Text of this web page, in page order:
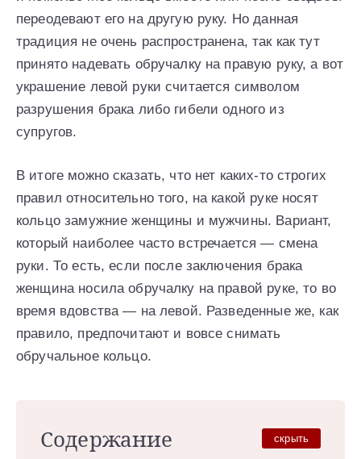
переодевают его на другую руку. Но данная
традиция не очень распространена, так как тут
принято надевать обручалку на правую руку, а вот
украшение левой руки считается символом
разрушения брака либо гибели одного из
супругов.
В итоге можно сказать, что нет каких-то строгих
правил относительно того, на какой руке носят
кольцо замужние женщины и мужчины. Вариант,
который наиболее часто встречается — смена
руки. То есть, если после заключения брака
женщина носила обручалку на правой руке, то во
время вдовства — на левой. Разведенные же, как
правило, предпочитают и вовсе снимать
обручальное кольцо.
Содержание скрыть